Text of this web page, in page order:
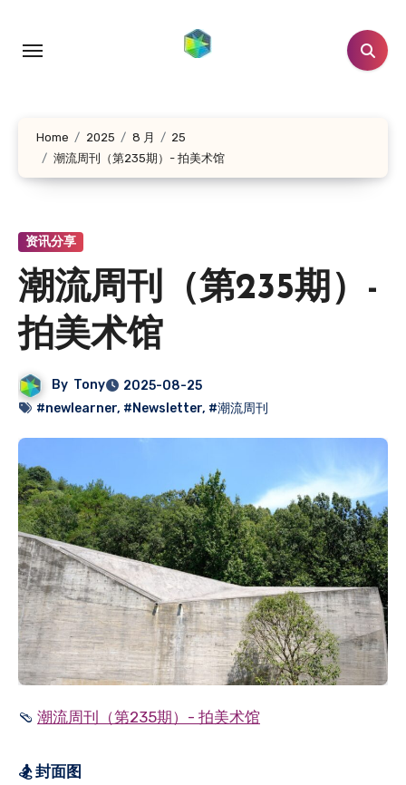
Home 2025 8 月
25
潮流周刊（第235期）- 拍美术馆
资讯分享
潮流周刊（第235期）-
拍美术馆
By Tony
2025-08-25
#newlearner, #Newsletter, #潮流周刊
潮流周刊（第235期）- 拍美术馆
🏂 封面图